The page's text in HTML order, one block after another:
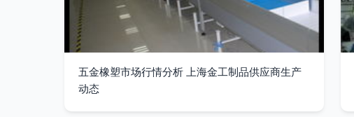
五金橡塑市场行情分析 上海金工制品供应商生产
动态